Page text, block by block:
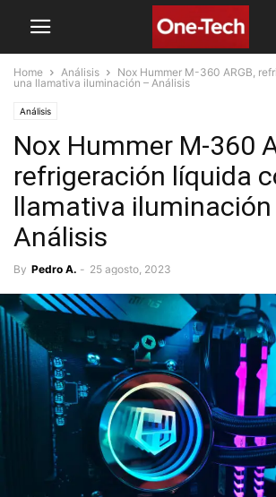
Home Análisis
Nox Hummer M-360 ARGB,
una llamativa iluminación – Análisis
Análisis
Nox Hummer M-360
refrigeración líquida
llamativa iluminación
Análisis
By Pedro A. - 25 agosto, 2023